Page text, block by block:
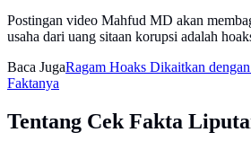
Postingan video Mahfud MD akan
usaha dari uang sitaan korupsi adalah
Baca JugaRagam Hoaks Dikaitkan
Faktanya
Tentang Cek Fakta